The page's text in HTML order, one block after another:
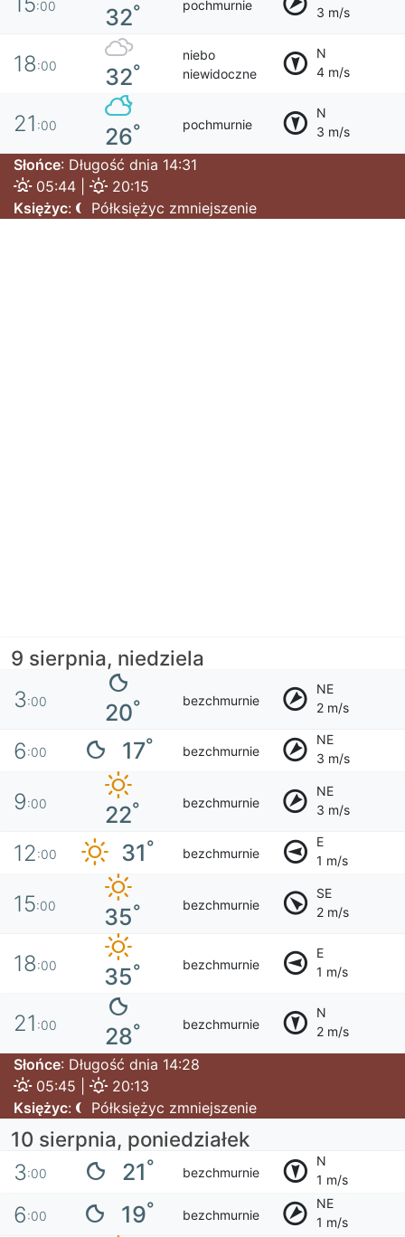
:00 32° pochmurnie
3 m/s
18:00 32°
niebo
niewidoczne
N
4 m/s
21 :00 26° pochmurnie
N
3 m/s
Słońce: Długość dnia 14:31
05:44 |
20:15
Księżyc: Półksiężyc zmniejszenie
9 sierpnia, niedziela
3:00 20° bezchmurnie
NE
2 m/s
6:00 17° bezchmurnie
NE
3 m/s
9:00 22° bezchmurnie
NE
3 m/s
12:00 31° bezchmurnie
E
1 m/s
15:00 35° bezchmurnie
SE
2 m/s
18:00 35° bezchmurnie
E
1 m/s
21 :00 28° bezchmurnie
N
2 m/s
Słońce: Długość dnia 14:28
05:45 |
20:13
Księżyc: Półksiężyc zmniejszenie
10 sierpnia, poniedziałek
3:00 21° bezchmurnie
N
1 m/s
6:00 19° bezchmurnie
NE
1 m/s